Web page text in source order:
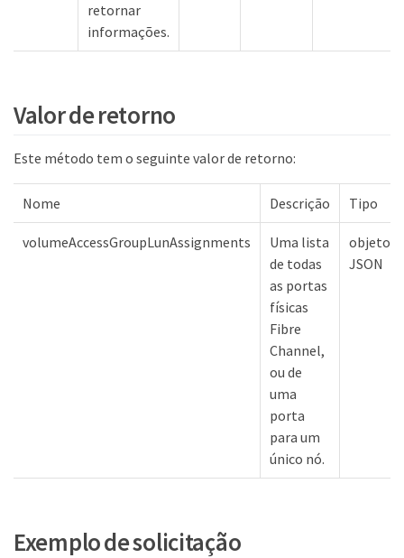
retornar
informações.
Valor de retorno
Este método tem o seguinte valor de retorno:
Nome Descrição Tipo
volumeAccessGroupLunAssignments
Uma lista
de todas
as portas
físicas
Fibre
Channel,
ou de
uma
porta
para um
único nó.
objeto
JSON
Exemplo de solicitação